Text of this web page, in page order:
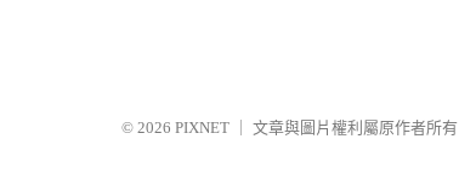
© 2026 PIXNET 文章與圖片權利屬原作者所有